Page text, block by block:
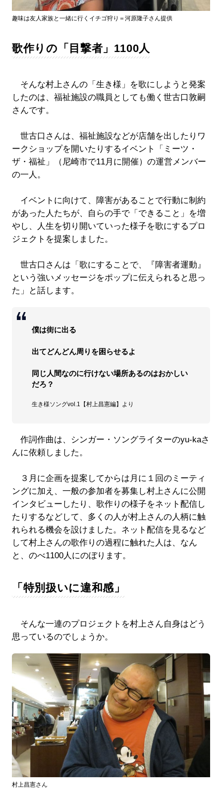
趣味は友人家族と一緒に行くイチゴ狩り＝河原隆子さん提供
歌作りの「目撃者」1100人
そんな村上さんの「生き様」を歌にしようと発案
したのは、福祉施設の職員としても働く世古口敦嗣
さんです。
世古口さんは、福祉施設などが店舗を出したりワ
ークショップを開いたりするイベント「ミーツ・
ザ・福祉」（尼崎市で11月に開催）の運営メンバー
の一人。
イベントに向けて、障害があることで行動に制約
があった人たちが、自らの手で「できること」を増
やし、人生を切り開いていった様子を歌にするプロ
ジェクトを提案しました。
世古口さんは「歌にすることで、『障害者運動』
という強いメッセージをポップに伝えられると思っ
た」と話します。
僕は街に出る
出てどんどん周りを困らせるよ
同じ人間なのに行けない場所あるのはおかしい
だろ？
生き様ソングvol.1【村上昌憲編】より
作詞作曲は、シンガー・ソングライターのyu-kaさ
んに依頼しました。
３月に企画を提案してからは月に１回のミーティ
ングに加え、一般の参加者を募集し村上さんに公開
インタビューしたり、歌作りの様子をネット配信し
たりするなどして、多くの人が村上さんの人柄に触
れられる機会を設けました。ネット配信を見るなど
して村上さんの歌作りの過程に触れた人は、なん
と、のべ1100人にのぼります。
「特別扱いに違和感」
そんな一連のプロジェクトを村上さん自身はどう
思っているのでしょうか。
村上昌憲さん